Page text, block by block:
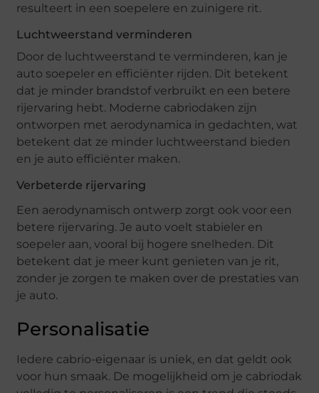
resulteert in een soepelere en zuinigere rit.
Luchtweerstand verminderen
Door de luchtweerstand te verminderen, kan je
auto soepeler en efficiënter rijden. Dit betekent
dat je minder brandstof verbruikt en een betere
rijervaring hebt. Moderne cabriodaken zijn
ontworpen met aerodynamica in gedachten, wat
betekent dat ze minder luchtweerstand bieden
en je auto efficiënter maken.
Verbeterde rijervaring
Een aerodynamisch ontwerp zorgt ook voor een
betere rijervaring. Je auto voelt stabieler en
soepeler aan, vooral bij hogere snelheden. Dit
betekent dat je meer kunt genieten van je rit,
zonder je zorgen te maken over de prestaties van
je auto.
Personalisatie
Iedere cabrio-eigenaar is uniek, en dat geldt ook
voor hun smaak. De mogelijkheid om je cabriodak